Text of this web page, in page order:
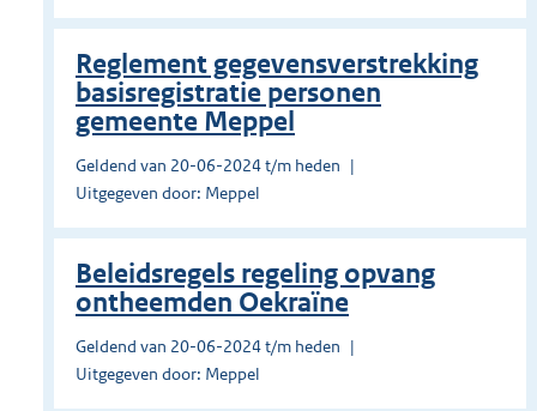
Reglement gegevensverstrekking
basisregistratie personen
gemeente Meppel
Geldend van 20-06-2024 t/m heden
Uitgegeven door: Meppel
Beleidsregels regeling opvang
ontheemden Oekraïne
Geldend van 20-06-2024 t/m heden
Uitgegeven door: Meppel